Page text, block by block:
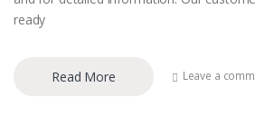
ready
Read More Leave a